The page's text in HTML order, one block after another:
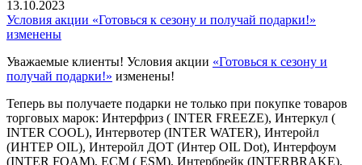
13.10.2023
Условия акции «Готовься к сезону и получай подарки!»
изменены
Уважаемые клиенты! Условия акции «Готовься к сезону и
получай подарки!» изменены!
Теперь вы получаете подарки не только при покупке товаров
торговых марок: Интерфриз ( INTER FREEZE), Интеркул (
INTER COOL), Интервотер (INTER WATER), Интеройл
(ИНТЕР OIL), Интеройл ДОТ (Интер OIL Dot), Интерфоум
(INTER FOAM), ЕСМ ( ESM), Интербрейк (INTERBRAKE),